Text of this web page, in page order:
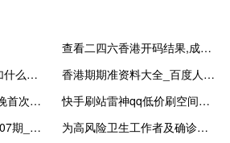
查看二四六香港开码结果,成例精选解释落实_iPhone83.55.22
张国伟去澳大利亚参加什么比赛 张国伟澳大利亚比赛夺冠
香港期期准资料大全_百度人工智能_安卓版636.64.118
历年兔年春晚 兔年春晚首次大联排
快手刷站雷神qq低价刷空间访客网站(代刷网快手雷神)
管家婆一码一肖澳门007期_百度人工智能_安卓版636.64.1334
为高风险卫生工作者及确诊病例密切接触者接种Mpox疫苗